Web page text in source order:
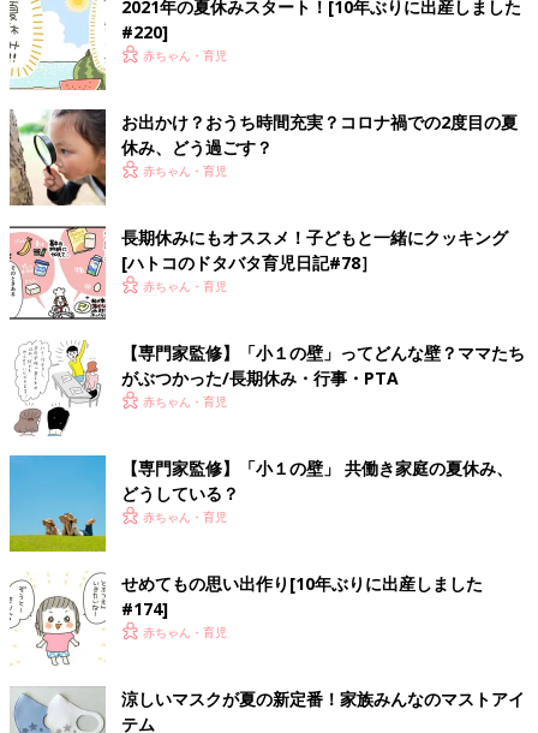
2021年の夏休みスタート！[10年ぶりに出産しました
#220]
赤ちゃん・育児
お出かけ？おうち時間充実？コロナ禍での2度目の夏
休み、どう過ごす？
赤ちゃん・育児
長期休みにもオススメ！子どもと一緒にクッキング
[ハトコのドタバタ育児日記#78］
赤ちゃん・育児
【専門家監修】「小１の壁」ってどんな壁？ママたち
がぶつかった/長期休み・行事・PTA
赤ちゃん・育児
【専門家監修】「小１の壁」 共働き家庭の夏休み、
どうしている？
赤ちゃん・育児
せめてもの思い出作り[10年ぶりに出産しました
#174]
赤ちゃん・育児
涼しいマスクが夏の新定番！家族みんなのマストアイ
テム